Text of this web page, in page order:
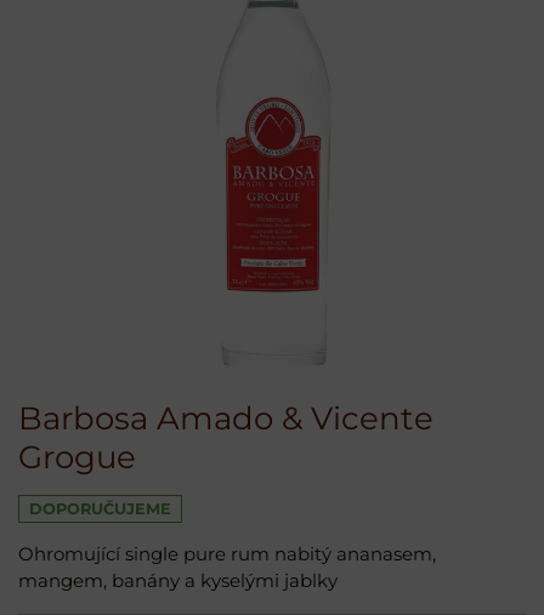
Barbosa Amado & Vicente
Grogue
DOPORUČUJEME
Ohromující single pure rum nabitý ananasem,
mangem, banány a kyselými jablky